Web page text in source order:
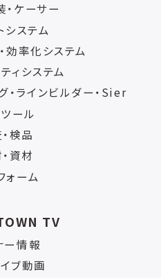
・ケーサー
システム
効率化システム
ィシステム
・ラインビルダー・Sier
ール
検品
資材
ォーム
TV
ー情報
ブ動画